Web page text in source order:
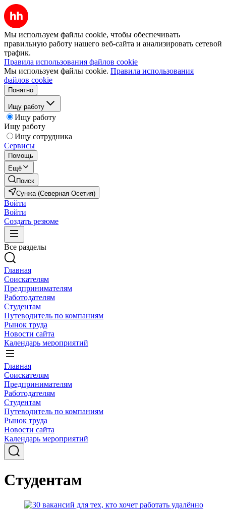
Мы используем файлы cookie, чтобы обеспечивать
правильную работу нашего веб-сайта и анализировать сетевой
трафик.
Правила использования файлов cookie
Мы используем файлы cookie. Правила использования
файлов cookie
Понятно
Ищу работу
Ищу работу
Ищу работу
Ищу сотрудника
Сервисы
Помощь
Ещё
Поиск
Сунжа (Северная Осетия)
Войти
Войти
Создать резюме
Все разделы
Главная
Соискателям
Предпринимателям
Работодателям
Студентам
Путеводитель по компаниям
Рынок труда
Новости сайта
Календарь мероприятий
Главная
Соискателям
Предпринимателям
Работодателям
Студентам
Путеводитель по компаниям
Рынок труда
Новости сайта
Календарь мероприятий
Студентам